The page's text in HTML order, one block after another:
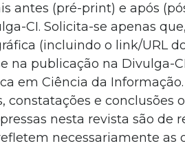
antes (pré-print) e após
CI. Solicita-se apenas
(incluindo o link/URL
na publicação na Divulga-
em Ciência da Informação.
constatações e conclusões
nesta revista são de
necessariamente as